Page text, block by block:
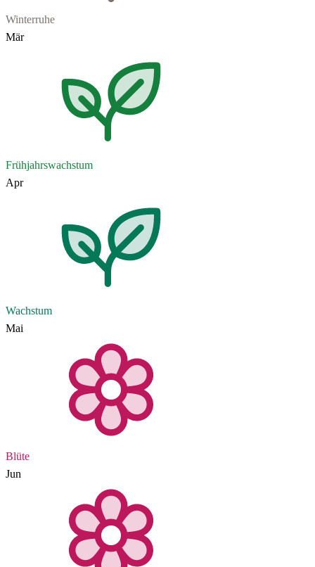
Winterruhe
Mär
Frühjahrswachstum
Apr
Wachstum
Mai
Blüte
Jun